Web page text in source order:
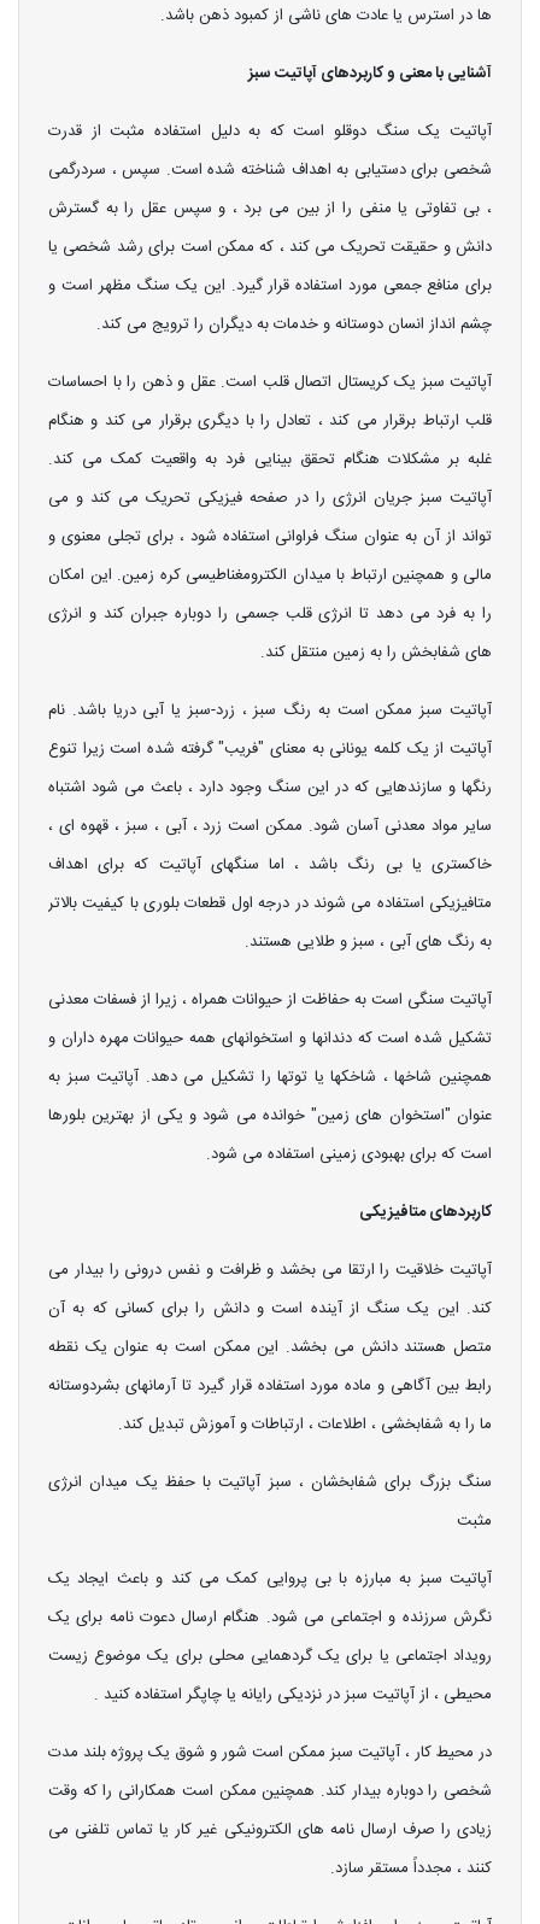
ها در استرس یا عادت های ناشی از کمبود ذهن باشد.
آشنایی با معنی و کاربردهای آپاتیت سبز
آپاتیت یک سنگ دوقلو است که به دلیل استفاده مثبت از قدرت
شخصی برای دستیابی به اهداف شناخته شده است. سپس ، سردرگمی
، بی تفاوتی یا منفی را از بین می برد ، و سپس عقل را به گسترش
دانش و حقیقت تحریک می کند ، که ممکن است برای رشد شخصی یا
برای منافع جمعی مورد استفاده قرار گیرد. این یک سنگ مظهر است و
چشم انداز انسان دوستانه و خدمات به دیگران را ترویج می کند.
آپاتیت سبز یک کریستال اتصال قلب است. عقل و ذهن را با احساسات
قلب ارتباط برقرار می کند ، تعادل را با دیگری برقرار می کند و هنگام
غلبه بر مشکلات هنگام تحقق بینایی فرد به واقعیت کمک می کند.
آپاتیت سبز جریان انرژی را در صفحه فیزیکی تحریک می کند و می
تواند از آن به عنوان سنگ فراوانی استفاده شود ، برای تجلی معنوی و
مالی و همچنین ارتباط با میدان الکترومغناطیسی کره زمین. این امکان
را به فرد می دهد تا انرژی قلب جسمی را دوباره جبران کند و انرژی
های شفابخش را به زمین منتقل کند.
آپاتیت سبز ممکن است به رنگ سبز ، زرد-سبز یا آبی دریا باشد. نام
آپاتیت از یک کلمه یونانی به معنای "فریب" گرفته شده است زیرا تنوع
رنگها و سازندهایی که در این سنگ وجود دارد ، باعث می شود اشتباه
سایر مواد معدنی آسان شود. ممکن است زرد ، آبی ، سبز ، قهوه ای ،
خاکستری یا بی رنگ باشد ، اما سنگهای آپاتیت که برای اهداف
متافیزیکی استفاده می شوند در درجه اول قطعات بلوری با کیفیت بالاتر
به رنگ های آبی ، سبز و طلایی هستند.
آپاتیت سنگی است به حفاظت از حیوانات همراه ، زیرا از فسفات معدنی
تشکیل شده است که دندانها و استخوانهای همه حیوانات مهره داران و
همچنین شاخها ، شاخکها یا توتها را تشکیل می دهد. آپاتیت سبز به
عنوان "استخوان های زمین" خوانده می شود و یکی از بهترین بلورها
است که برای بهبودی زمینی استفاده می شود.
کاربردهای متافیزیکی
آپاتیت خلاقیت را ارتقا می بخشد و ظرافت و نفس درونی را بیدار می
کند. این یک سنگ از آینده است و دانش را برای کسانی که به آن
متصل هستند دانش می بخشد. این ممکن است به عنوان یک نقطه
رابط بین آگاهی و ماده مورد استفاده قرار گیرد تا آرمانهای بشردوستانه
ما را به شفابخشی ، اطلاعات ، ارتباطات و آموزش تبدیل کند.
سنگ بزرگ برای شفابخشان ، سبز آپاتیت با حفظ یک میدان انرژی
مثبت
آپاتیت سبز به مبارزه با بی پروایی کمک می کند و باعث ایجاد یک
نگرش سرزنده و اجتماعی می شود. هنگام ارسال دعوت نامه برای یک
رویداد اجتماعی یا برای یک گردهمایی محلی برای یک موضوع زیست
محیطی ، از آپاتیت سبز در نزدیکی رایانه یا چاپگر استفاده کنید .
در محیط کار ، آپاتیت سبز ممکن است شور و شوق یک پروژه بلند مدت
شخصی را دوباره بیدار کند. همچنین ممکن است همکارانی را که وقت
زیادی را صرف ارسال نامه های الکترونیکی غیر کار یا تماس تلفنی می
کنند ، مجدداً مستقر سازد.